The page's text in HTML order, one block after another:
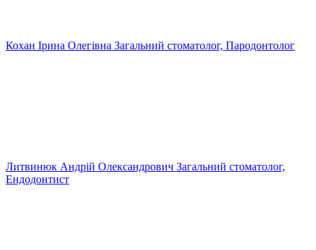
Кохан Ірина Олегівна Загальний стоматолог, Пародонтолог
Литвинюк Андрій Олександрович Загальний стоматолог,
Ендодонтист